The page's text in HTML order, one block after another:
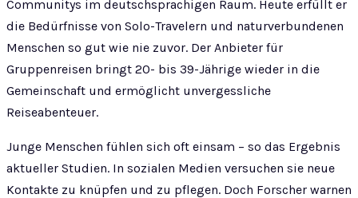
Communitys im deutschsprachigen Raum. Heute erfüllt er
die Bedürfnisse von Solo-Travelern und naturverbundenen
Menschen so gut wie nie zuvor. Der Anbieter für
Gruppenreisen bringt 20- bis 39-Jährige wieder in die
Gemeinschaft und ermöglicht unvergessliche
Reiseabenteuer.
Junge Menschen fühlen sich oft einsam – so das Ergebnis
aktueller Studien. In sozialen Medien versuchen sie neue
Kontakte zu knüpfen und zu pflegen. Doch Forscher warnen